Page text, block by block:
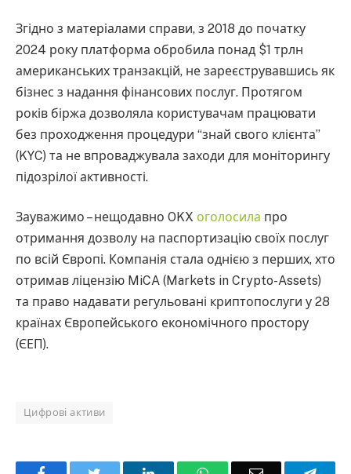
Згідно з матеріалами справи, з 2018 до початку
2024 року платформа обробила понад $1 трлн
американських транзакцій, не зареєструвавшись як
бізнес з надання фінансових послуг. Протягом
років біржа дозволяла користувачам працювати
без проходження процедури “знай свого клієнта”
(KYC) та не впроваджувала заходи для моніторингу
підозрілої активності.
Зауважимо – нещодавно OKX оголосила про
отримання дозволу на паспортизацію своїх послуг
по всій Європі. Компанія стала однією з перших, хто
отримав ліцензію MiCA (Markets in Crypto-Assets)
та право надавати регульовані криптопослуги у 28
країнах Європейського економічного простору
(ЄЕП).
Цифрові активи